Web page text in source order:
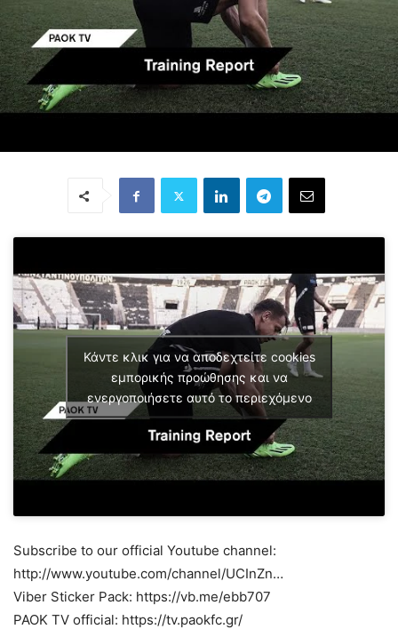
Κάντε κλικ για να αποδεχτείτε cookies
εμπορικής προώθησης και να
ενεργοποιήσετε αυτό το περιεχόμενο
Subscribe to our official Youtube channel:
http://www.youtube.com/channel/UCInZn…
Viber Sticker Pack: https://vb.me/ebb707
PAOK TV official: https://tv.paokfc.gr/